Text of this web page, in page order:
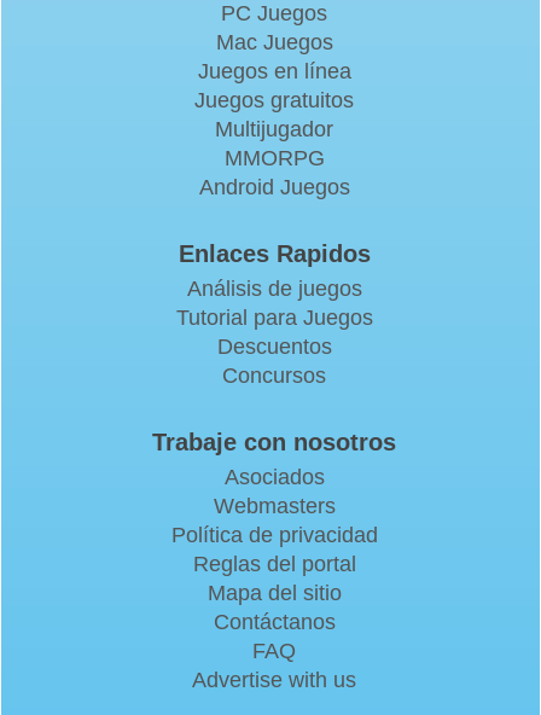
PC Juegos
Mac Juegos
Juegos en línea
Juegos gratuitos
Multijugador
MMORPG
Android Juegos
Enlaces Rapidos
Análisis de juegos
Tutorial para Juegos
Descuentos
Concursos
Trabaje con nosotros
Asociados
Webmasters
Política de privacidad
Reglas del portal
Mapa del sitio
Contáctanos
FAQ
Advertise with us